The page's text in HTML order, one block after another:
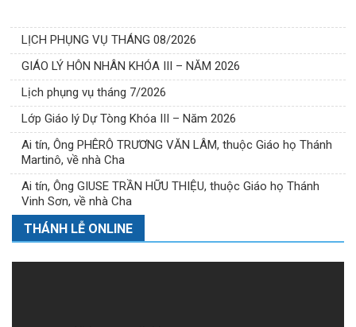
LỊCH PHỤNG VỤ THÁNG 08/2026
GIÁO LÝ HÔN NHÂN KHÓA III – NĂM 2026
Lịch phụng vụ tháng 7/2026
Lớp Giáo lý Dự Tòng Khóa III – Năm 2026
Ai tín, Ông PHÊRÔ TRƯƠNG VĂN LÂM, thuộc Giáo họ Thánh
Martinô, về nhà Cha
Ai tín, Ông GIUSE TRẦN HỮU THIỆU, thuộc Giáo họ Thánh
Vinh Sơn, về nhà Cha
THÁNH LỄ ONLINE